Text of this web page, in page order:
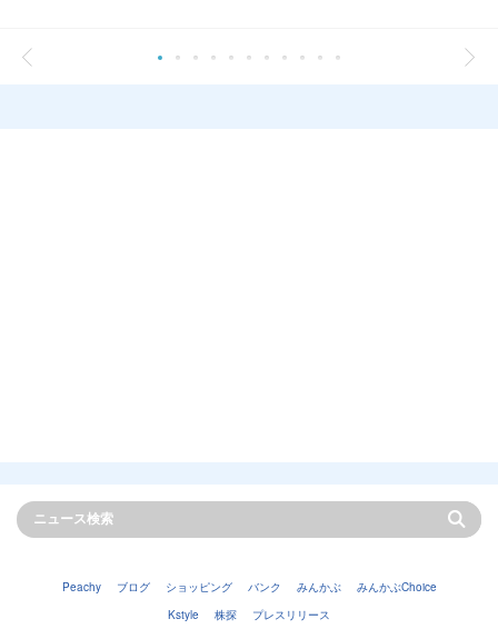
Peachy ブログ ショッピング バンク みんかぶ
みんかぶChoice
Kstyle
株探 プレスリリース